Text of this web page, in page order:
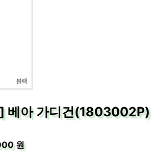
베아 가디건(1803002P)
원